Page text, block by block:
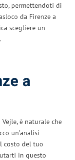
permettendoti di
da Firenze a
scegliere un
a
è naturale che
un’analisi
costo del tuo
in questo